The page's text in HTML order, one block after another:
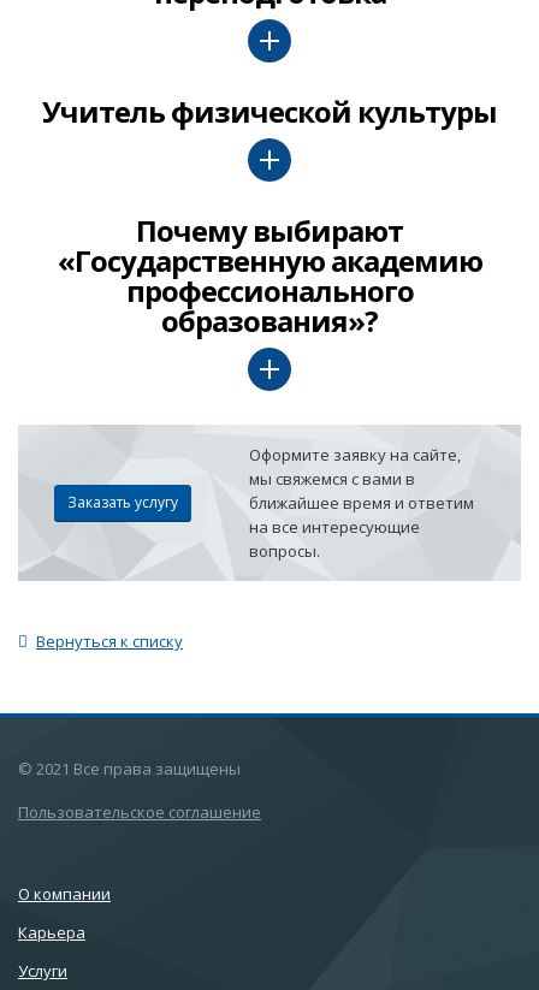
Учитель физической культуры
Почему выбирают
«Государственную академию
профессионального
образования»?
Заказать услугу
Оформите заявку на сайте,
мы свяжемся с вами в
ближайшее время и ответим
на все интересующие
вопросы.
Вернуться к списку
© 2021 Все права защищены
Пользовательское соглашение
О компании
Карьера
Услуги